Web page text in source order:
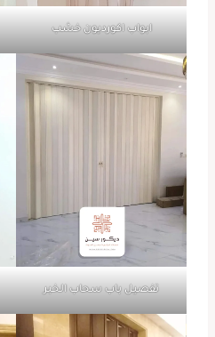
ابواب اكورديون خشب
تفصيل باب سحاب الخبر